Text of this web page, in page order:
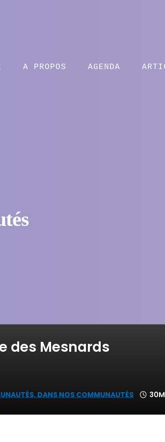
A PROPOS AGENDA
des Mesnards
DANS NOS COMMUNAUTÉS